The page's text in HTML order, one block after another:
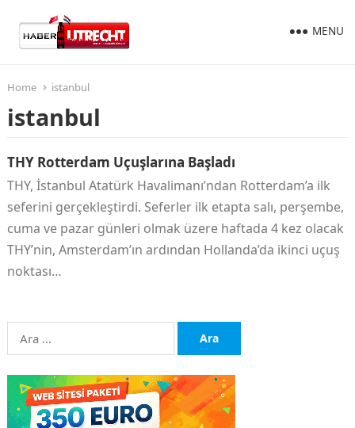
MENU
Home istanbul
istanbul
THY Rotterdam Uçuşlarına Başladı
THY, İstanbul Atatürk Havalimanı’ndan Rotterdam’a ilk
seferini gerçekleştirdi. Seferler ilk etapta salı, perşembe,
cuma ve pazar günleri olmak üzere haftada 4 kez olacak
THY’nin, Amsterdam’ın ardından Hollanda’da ikinci uçuş
noktası…
Arama: